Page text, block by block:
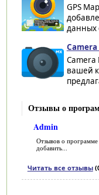
GPS
данных
Camera
Camera
вашей
Отзывы о
Admin
Отзывов о программе
добавить...
Читать все отзывы